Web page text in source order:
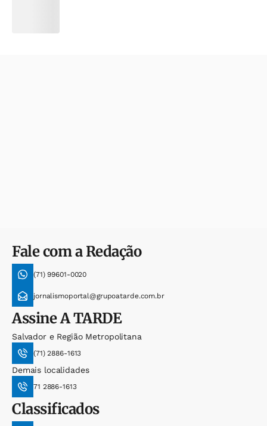
Fale com a Redação
(71) 99601-0020
jornalismoportal@grupoatarde.com.br
AssineA TARDE
Salvador e Região Metropolitana
(71) 2886-1613
Demais localidades
71 2886-1613
Classificados